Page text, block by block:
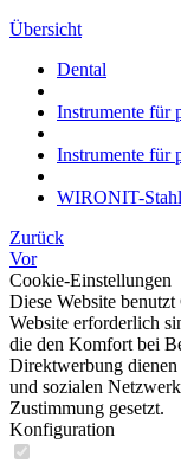
Übersicht
Dental
Instrumente für
Instrumente für
WIRONIT-Stahl
Zurück
Vor
Cookie-Einstellungen
Diese Website
Website erforderlich
die den Komfort bei
Direktwerbung dienen
und sozialen
Zustimmung gesetzt.
Konfiguration